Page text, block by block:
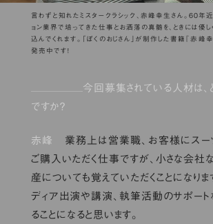
言わずと知れたミスタークラシック、赤峰幸生さん。60年
ョン業界で培ってきた仕事とお洒落の真髄を、ときには優し
込んでくれます。「ぼくのおじさん」が制作した書籍『赤峰
発売中です！
今回募集されている人材は、
ですか？
赤峰
業務上は営業職、お客様にスー
ご購入いただく仕事ですが、小さな会社
産についても覚えていただくことになりま
ディア出演や講演、執筆活動のサポート
ることになると思います。